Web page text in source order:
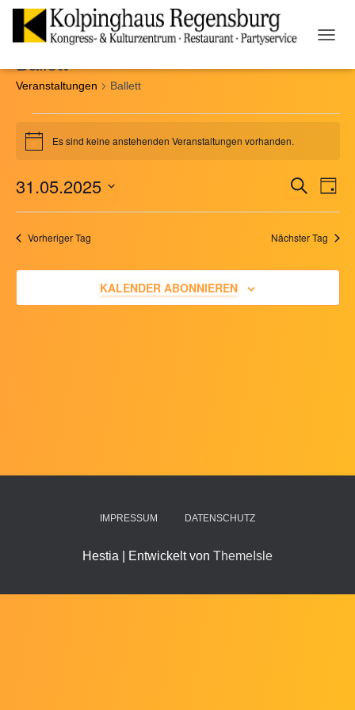
Ballett
Veranstaltungen Ballett
Veranstaltungen
Mai
2025
HinweisEs sind keine anstehenden Veranstaltungen vorhanden.
SUCHE
TAG
31.05.2025
Vorheriger Tag Nächster Tag
KALENDER ABONNIEREN
IMPRESSUM DATENSCHUTZ
Hestia | Entwickelt von ThemeIsle